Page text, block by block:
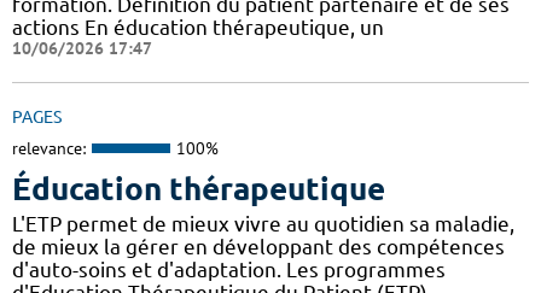
actions En éducation thérapeutique, un
10/06/2026 17:47
PAGES
relevance: 100%
Éducation thérapeutique
L'ETP permet de mieux vivre au quotidien sa maladie,
de mieux la gérer en développant des compétences
d'auto-soins et d'adaptation. Les programmes